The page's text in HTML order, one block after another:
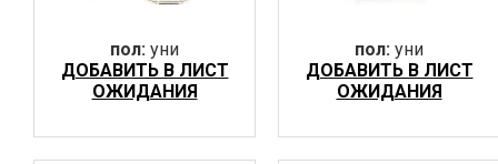
пол: уни
ДОБАВИТЬ В ЛИСТ
ОЖИДАНИЯ
пол: уни
ДОБАВИТЬ В ЛИСТ
ОЖИДАНИЯ